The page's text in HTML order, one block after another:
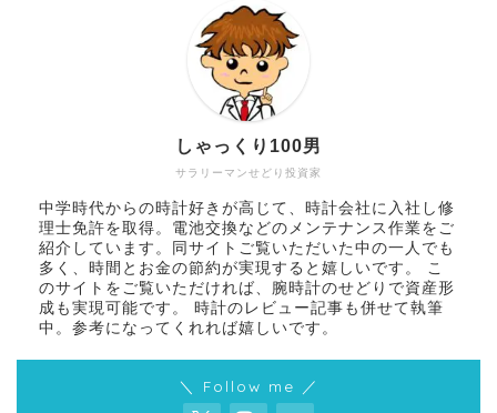
サラリーマンせどり投資家
しゃっくり100男
中学時代からの時計好きが高じて、時計会社に入社し修
理士免許を取得。電池交換などのメンテナンス作業をご
紹介しています。同サイトご覧いただいた中の一人でも
多く、時間とお金の節約が実現すると嬉しいです。 こ
のサイトをご覧いただければ、腕時計のせどりで資産形
成も実現可能です。 時計のレビュー記事も併せて執筆
中。参考になってくれれば嬉しいです。
＼ Follow me ／